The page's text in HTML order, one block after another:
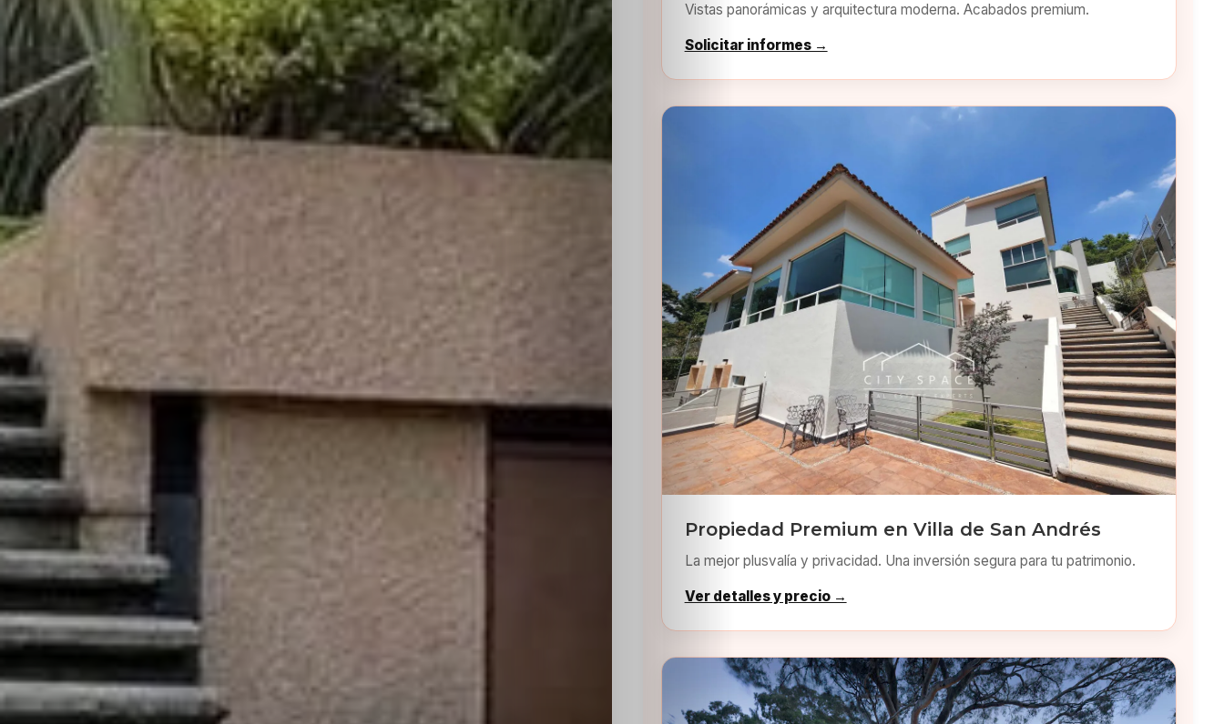
Inicio
Casting
Bershka
Casting
Sabritas
Casting
HolliKids
Contacto
Vistas panorámicas y arquitectura moderna. Acabados premium.
Solicitar informes →
Propiedad Premium en Villa de San Andrés
La mejor plusvalía y privacidad. Una inversión segura para tu patrimonio.
Ver detalles y precio →